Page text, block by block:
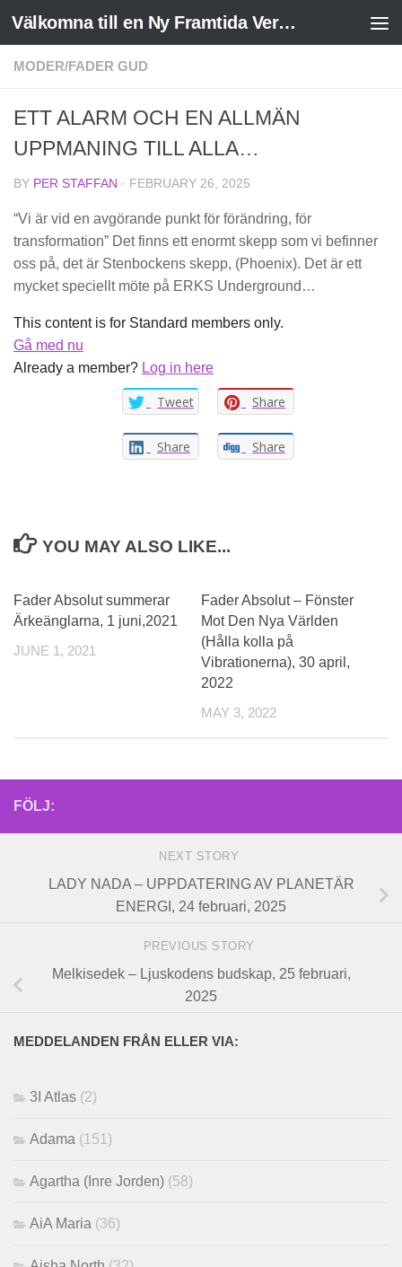
Skip to content Välkomna till en Ny Framtida Verklighet
MODER/FADER GUD
ETT ALARM OCH EN ALLMÄN
UPPMANING TILL ALLA…
BY PER STAFFAN · FEBRUARY 26, 2025
“Vi är vid en avgörande punkt för förändring, för
transformation” Det finns ett enormt skepp som vi befinner
oss på, det är Stenbockens skepp, (Phoenix). Det är ett
mycket speciellt möte på ERKS Underground…
This content is for Standard members only.
Gå med nu
Already a member? Log in here
Tweet Share
Share Share
YOU MAY ALSO LIKE...
Fader Absolut summerar
Ärkeänglarna, 1 juni,2021
JUNE 1, 2021
Fader Absolut – Fönster
Mot Den Nya Världen
(Hålla kolla på
Vibrationerna), 30 april,
2022
MAY 3, 2022
FÖLJ:
NEXT STORY
LADY NADA – UPPDATERING AV PLANETÄR
ENERGI, 24 februari, 2025
PREVIOUS STORY
Melkisedek – Ljuskodens budskap, 25 februari,
2025
MEDDELANDEN FRÅN ELLER VIA:
3I Atlas (2)
Adama (151)
Agartha (Inre Jorden) (58)
AiA Maria (36)